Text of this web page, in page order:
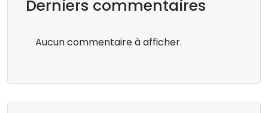
Derniers commentaires
Aucun commentaire à afficher.